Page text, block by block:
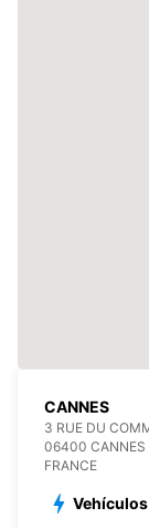
CANNES
3 RUE DU
06400 CANNES
FRANCE